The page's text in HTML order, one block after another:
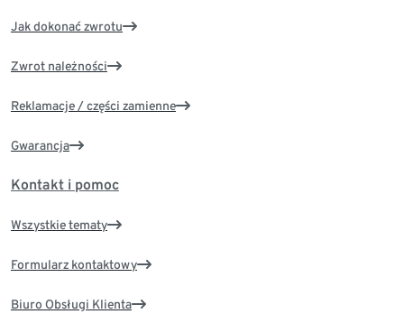
Jak dokonać zwrotu
Zwrot należności
Reklamacje / części zamienne
Gwarancja
Kontakt i pomoc
Wszystkie tematy
Formularz kontaktowy
Biuro Obsługi Klienta